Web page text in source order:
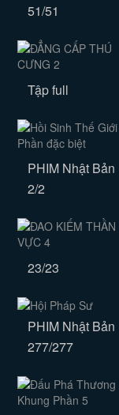
51/51
Tập full
PHIM Nhật Bản
2/2
23/23
PHIM Nhật Bản
277/277